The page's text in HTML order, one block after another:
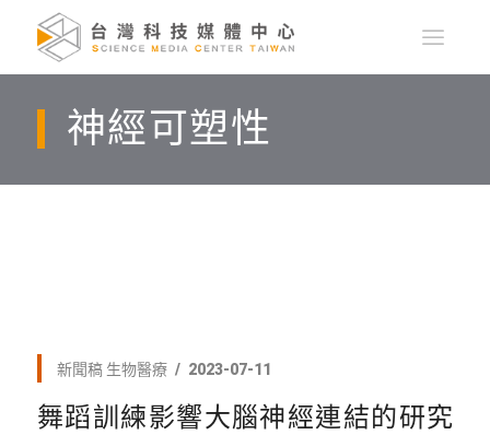
神經可塑性
新聞稿 生物醫療 2023-07-11
舞蹈訓練影響大腦神經連結的研究